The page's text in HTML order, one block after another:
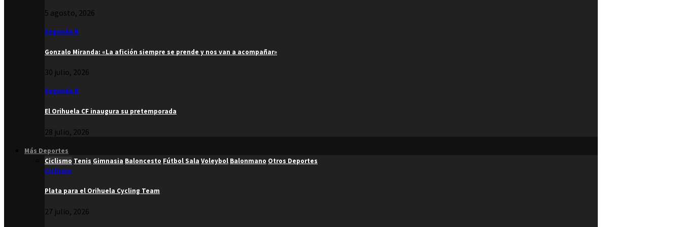
5 agosto, 2026
Segunda B
Gonzalo Miranda: «La afición siempre se prende y nos van a acompañar»
30 julio, 2026
Segunda B
El Orihuela CF inaugura su pretemporada
28 julio, 2026
Más Deportes
Ciclismo Tenis Gimnasia Baloncesto Fútbol Sala Voleybol Balonmano Otros Deportes
Ciclismo
Plata para el Orihuela Cycling Team
27 julio, 2026